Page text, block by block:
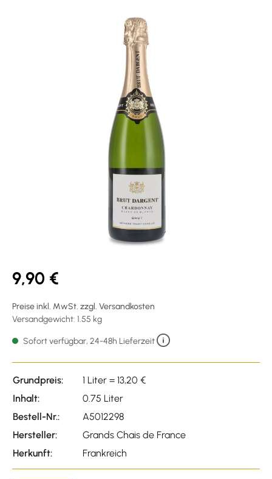
9,90 €
Preise inkl. MwSt. zzgl. Versandkosten
Versandgewicht: 1.55 kg
Sofort verfügbar, 24-48h Lieferzeit
Grundpreis:
1 Liter = 13,20 €
Inhalt:
0.75 Liter
Bestell-Nr.:
A5012298
Hersteller:
Grands Chais de France
Herkunft:
Frankreich